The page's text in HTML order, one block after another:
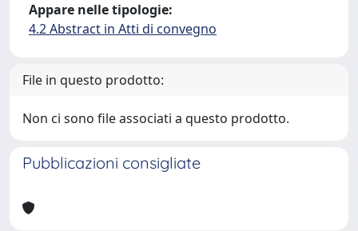
Appare nelle tipologie:
4.2 Abstract in Atti di convegno
File in questo prodotto:
Non ci sono file associati a questo prodotto.
Pubblicazioni consigliate